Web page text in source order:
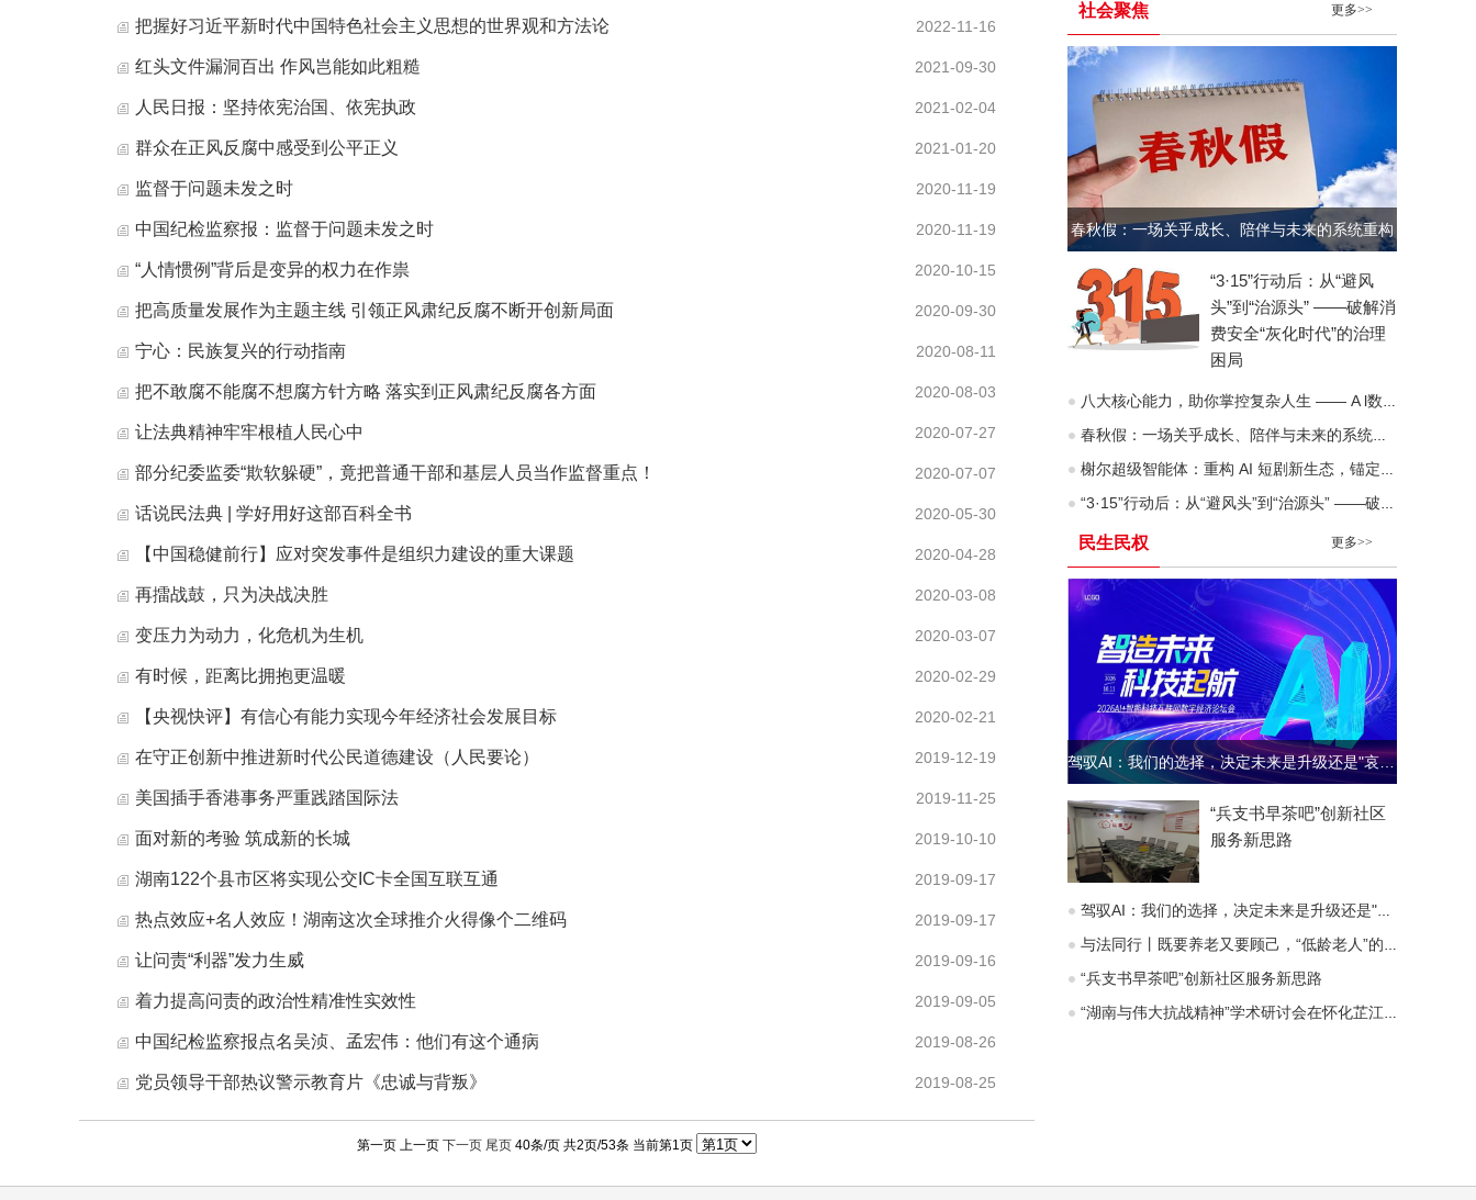
2022-11-16
把握好习近平新时代中国特色社会主义思想的世界观和方法论
2021-09-30
红头文件漏洞百出 作风岂能如此粗糙
2021-02-04
人民日报：坚持依宪治国、依宪执政
2021-01-20
群众在正风反腐中感受到公平正义
2020-11-19
监督于问题未发之时
2020-11-19
中国纪检监察报：监督于问题未发之时
2020-10-15
“人情惯例”背后是变异的权力在作祟
2020-09-30
把高质量发展作为主题主线 引领正风肃纪反腐不断开创新局面
2020-08-11
宁心：民族复兴的行动指南
2020-08-03
把不敢腐不能腐不想腐方针方略 落实到正风肃纪反腐各方面
2020-07-27
让法典精神牢牢根植人民心中
2020-07-07
部分纪委监委“欺软躲硬”，竟把普通干部和基层人员当作监督重点！
2020-05-30
话说民法典 | 学好用好这部百科全书
2020-04-28
【中国稳健前行】应对突发事件是组织力建设的重大课题
2020-03-08
再擂战鼓，只为决战决胜
2020-03-07
变压力为动力，化危机为生机
2020-02-29
有时候，距离比拥抱更温暖
2020-02-21
【央视快评】有信心有能力实现今年经济社会发展目标
2019-12-19
在守正创新中推进新时代公民道德建设（人民要论）
2019-11-25
美国插手香港事务严重践踏国际法
2019-10-10
面对新的考验 筑成新的长城
2019-09-17
湖南122个县市区将实现公交IC卡全国互联互通
2019-09-17
热点效应+名人效应！湖南这次全球推介火得像个二维码
2019-09-16
让问责“利器”发力生威
2019-09-05
着力提高问责的政治性精准性实效性
2019-08-26
中国纪检监察报点名吴浈、孟宏伟：他们有这个通病
2019-08-25
党员领导干部热议警示教育片《忠诚与背叛》
第一页 上一页 下一页 尾页 40条/页 共2页/53条 当前第1页
社会聚焦 更多>>
春秋假：一场关乎成长、陪伴与未来的系统重构
“3·15”行动后：从“避风
头”到“治源头” ——破解消
费安全“灰化时代”的治理
困局
八大核心能力，助你掌控复杂人生 —— A l数字化时代“人生八力”模型深度拆解
春秋假：一场关乎成长、陪伴与未来的系统重构
榭尔超级智能体：重构 AI 短剧新生态，锚定去中心化价值互联网未来
“3·15”行动后：从“避风头”到“治源头” ——破解消费安全“灰化时代”的治理困局
民生民权 更多>>
驾驭AI：我们的选择，决定未来是升级还是"哀歌"
“兵支书早茶吧”创新社区
服务新思路
驾驭AI：我们的选择，决定未来是升级还是"哀歌"
与法同行丨既要养老又要顾己，“低龄老人”的赡养义务能变通吗？
“兵支书早茶吧”创新社区服务新思路
“湖南与伟大抗战精神”学术研讨会在怀化芷江召开